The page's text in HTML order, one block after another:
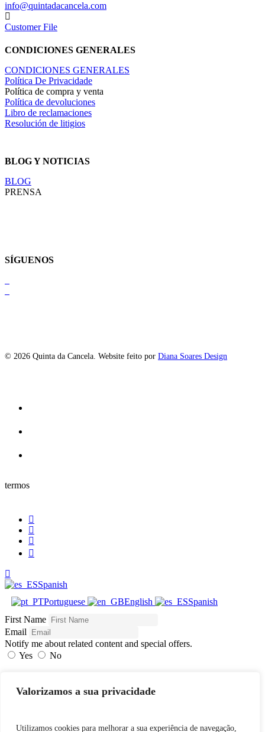
Valorizamos a sua privacidade
Utilizamos cookies para melhorar a sua experiência de navegação,
info@quintadacancela.com
Customer File
CONDICIONES GENERALES
CONDICIONES GENERALES
Política De Privacidade
Política de compra y venta
Política de devoluciones
Libro de reclamaciones
Resolución de litigios
BLOG Y NOTICIAS
BLOG
PRENSA
SÍGUENOS
© 2026 Quinta da Cancela. Website feito por Diana Soares Design
termos
Spanish
Portuguese
English
Spanish
First Name
Email
Notify me about related content and special offers.
Yes
No
other special offers.